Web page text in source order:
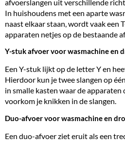
afvoerslangen uit verschillende
In huishoudens met een aparte
naast elkaar staan, wordt vaak een
apparaten netjes op de bestaande
Y-stuk afvoer voor wasmachine en
Een Y-stuk lijkt op de letter Y en
Hierdoor kun je twee slangen op
in smalle kasten waar de
voorkom je knikken in de slangen.
Duo-afvoer voor wasmachine en
Een duo-afvoer ziet eruit als een